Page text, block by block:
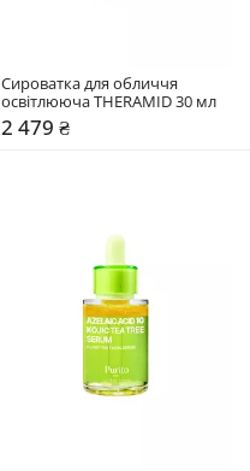
Сироватка для обличчя
освітлююча THERAMID 30 мл
2 479 ₴